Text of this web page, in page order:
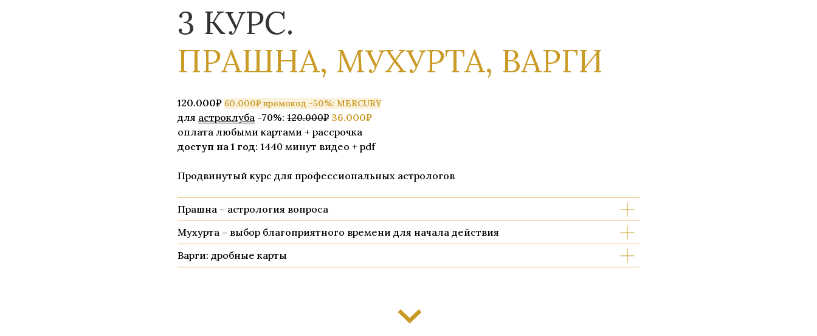
3 КУРС.
ПРАШНА, МУХУРТА, ВАРГИ
120.000₽ 60.000₽ промокод -50%: MERCURY
для астроклуба -70%: 120.000₽ 36.000₽
оплата любыми картами + рассрочка
доступ на 1 год: 1440 минут видео + pdf
Продвинутый курс для профессиональных астрологов
Прашна – астрология вопроса
Мухурта – выбор благоприятного времени для начала действия
Варги: дробные карты